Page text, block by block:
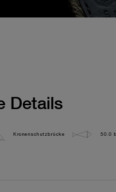
Details
Kronenschutzbrücke 50.0